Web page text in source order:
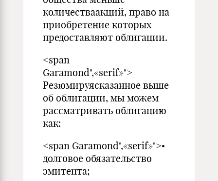
количестваакций, право на
приобретение которых
предоставляют облигации.
<span
Garamond",«serif»">
Резюмируясказанное выше
об облигации, мы можем
рассматривать облигацию
как:
<span Garamond",«serif»">•
долговое обязательство
эмитента;